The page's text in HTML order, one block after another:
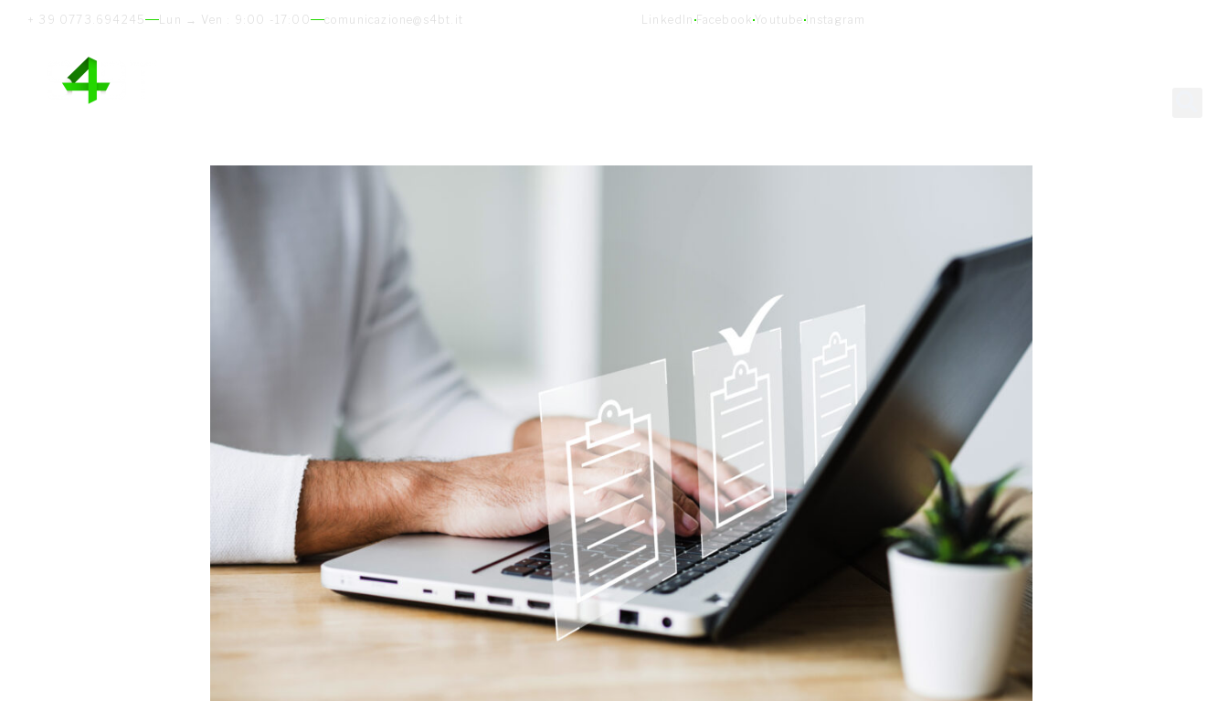
+ 39 0773.694245 Lun → Ven : 9:00 -17:00 comunicazione@s4bt.it LinkedIn FacebookYoutube Instagram